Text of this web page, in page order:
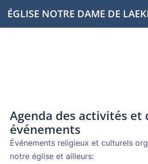
Aller
auÉGLISE NOTRE DAME DE
Agenda des activités et
événements
Événements religieux et culturels
notre église et ailleurs: